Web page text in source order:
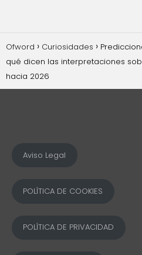
Ofword Curiosidades
qué dicen las interpretaciones
hacia 2026
Aviso Legal
POLÍTICA DE COOKIES
POLÍTICA DE PRIVACIDAD